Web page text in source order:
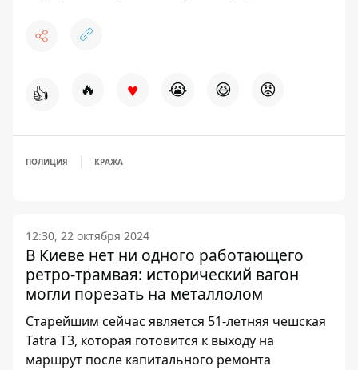
👍 🔥 ♥ 😭 😆 😡
ПОЛИЦИЯ КРАЖА
12:30, 22 октября 2024
В Киеве нет ни одного работающего
ретро-трамвая: исторический вагон
могли порезать на металлолом
Старейшим сейчас является 51-летняя чешская
Tatra Т3, которая готовится к выходу на
маршрут после капитального ремонта